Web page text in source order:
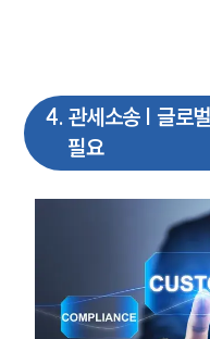
글로
고
4. 관세소송 | 글로
필요